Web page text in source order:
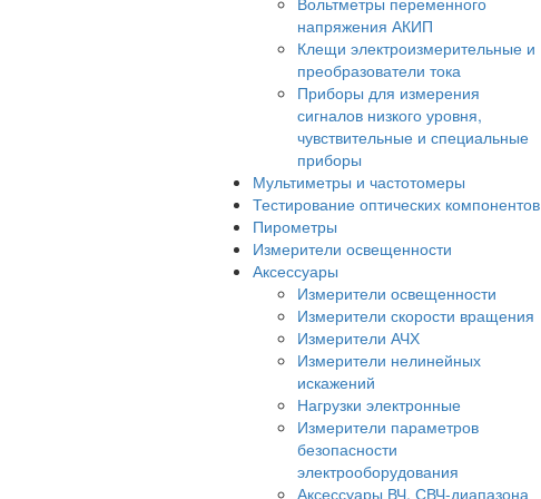
напряжения АКИП
Клещи электроизмерительные и
преобразователи тока
Приборы для измерения
сигналов низкого уровня,
чувствительные и специальные
приборы
Мультиметры и частотомеры
Тестирование оптических компонентов
Пирометры
Измерители освещенности
Аксессуары
Измерители освещенности
Измерители скорости вращения
Измерители АЧХ
Измерители нелинейных
искажений
Нагрузки электронные
Измерители параметров
безопасности
электрооборудования
Аксессуары ВЧ, СВЧ-диапазона